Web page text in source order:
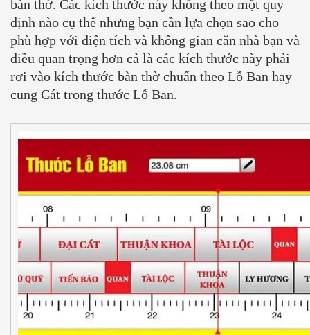
bàn thờ. Các kích thước này không theo một quy
định nào cụ thể nhưng bạn cần lựa chọn sao cho
phù hợp với diện tích và không gian căn nhà bạn và
điều quan trọng hơn cả là các kích thước này phải
rơi vào kích thước bàn thờ chuẩn theo Lỗ Ban hay
cung Cát trong thước Lỗ Ban.